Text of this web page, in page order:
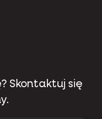
Skontaktuj się